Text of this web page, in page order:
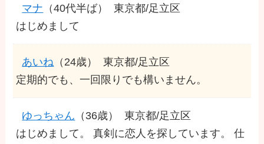
マナ （40代半ば）
東京都/足立区
はじめまして
あいね （24歳）
東京都/足立区
定期的でも、一回限りでも構いません。
ゆっちゃん （36歳）
東京都/足立区
はじめまして。 真剣に恋人を探しています。 仕